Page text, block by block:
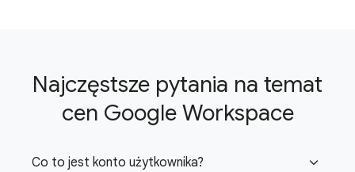
Najczęstsze pytania na temat
cen Google Workspace
Co to jest konto użytkownika? expand_more